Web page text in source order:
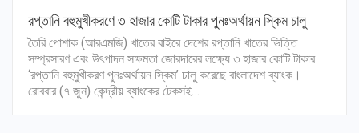
রপ্তানি বহুমুখীকরণে ৩ হাজার কোটি টাকার পুনঃঅর্থায়ন স্কিম চালু
তৈরি পোশাক (আরএমজি) খাতের বাইরে দেশের রপ্তানি খাতের ভিত্তি
সম্প্রসারণ এবং উৎপাদন সক্ষমতা জোরদারের লক্ষ্যে ৩ হাজার কোটি টাকার
‘রপ্তানি বহুমুখীকরণ পুনঃঅর্থায়ন স্কিম’ চালু করেছে বাংলাদেশ ব্যাংক।
রোববার (৭ জুন) কেন্দ্রীয় ব্যাংকের টেকসই…